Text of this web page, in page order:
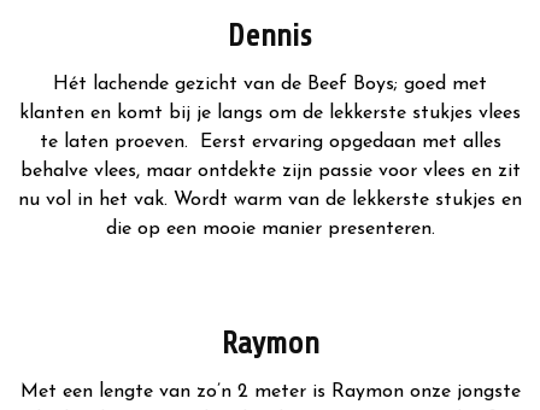
Dennis
Hét lachende gezicht van de Beef Boys; goed met
klanten en komt bij je langs om de lekkerste stukjes vlees
te laten proeven. Eerst ervaring opgedaan met alles
behalve vlees, maar ontdekte zijn passie voor vlees en zit
nu vol in het vak. Wordt warm van de lekkerste stukjes en
die op een mooie manier presenteren.
Raymon
Met een lengte van zo’n 2 meter is Raymon onze jongste